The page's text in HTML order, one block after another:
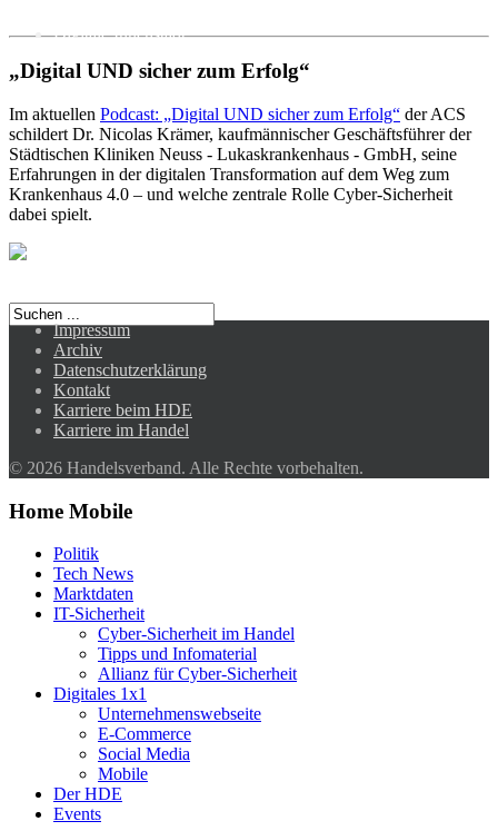
Digitale Innenstadt
Der HDE
„Digital UND sicher zum Erfolg“
Im aktuellen Podcast: „Digital UND sicher zum Erfolg“ der ACS
schildert Dr. Nicolas Krämer, kaufmännischer Geschäftsführer der
Städtischen Kliniken Neuss - Lukaskrankenhaus - GmbH, seine
Erfahrungen in der digitalen Transformation auf dem Weg zum
Krankenhaus 4.0 – und welche zentrale Rolle Cyber-Sicherheit
dabei spielt.
Impressum
Archiv
Datenschutzerklärung
Kontakt
Karriere beim HDE
Karriere im Handel
© 2026 Handelsverband. Alle Rechte vorbehalten.
Home Mobile
Politik
Tech News
Marktdaten
IT-Sicherheit
Cyber-Sicherheit im Handel
Tipps und Infomaterial
Allianz für Cyber-Sicherheit
Digitales 1x1
Unternehmenswebseite
E-Commerce
Social Media
Mobile
Der HDE
Events